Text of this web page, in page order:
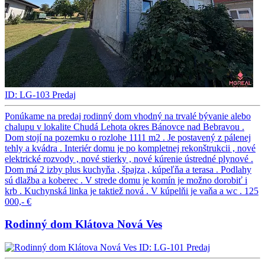
ID: LG-103 Predaj
Ponúkame na predaj rodinný dom vhodný na trvalé bývanie alebo
chalupu v lokalite Chudá Lehota okres Bánovce nad Bebravou .
Dom stojí na pozemku o rozlohe 1111 m2 . Je postavený z pálenej
tehly a kvádra . Interiér domu je po kompletnej rekonštrukcii , nové
elektrické rozvody , nové stierky , nové kúrenie ústredné plynové .
Dom má 2 izby plus kuchyňa , špajza , kúpeľňa a terasa . Podlahy
sú dlažba a koberec . V strede domu je komín je možno dorobiť i
krb . Kuchynská linka je taktiež nová . V kúpelňi je vaňa a wc . 125
000,- €
Rodinný dom Klátova Nová Ves
ID: LG-101 Predaj